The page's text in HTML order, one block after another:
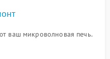
ваш микроволновая печь.